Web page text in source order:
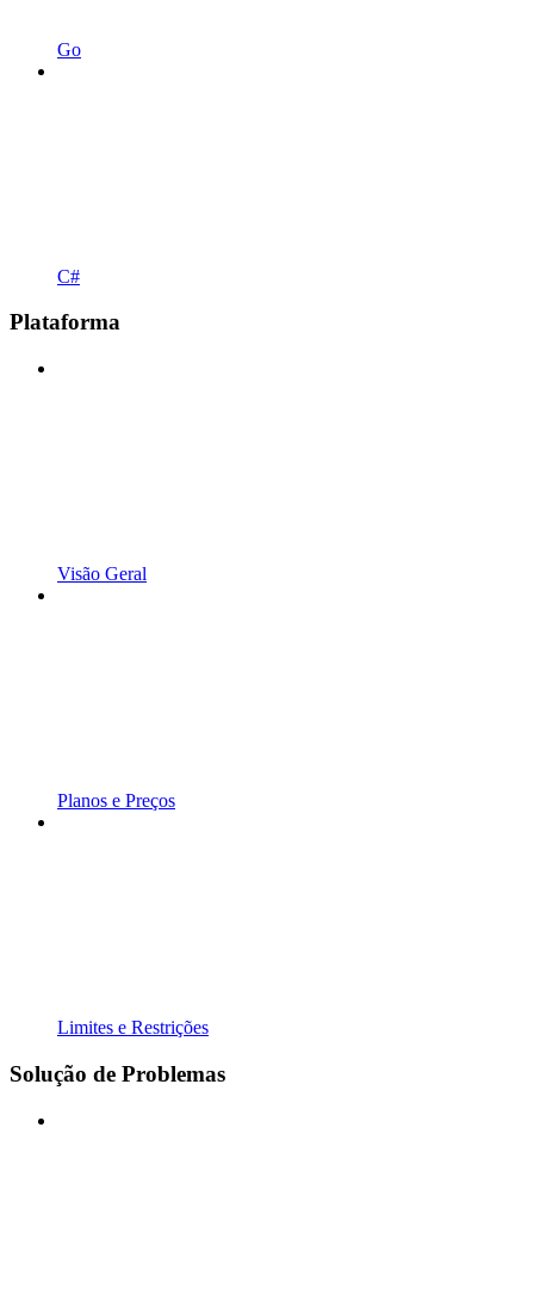
Go
C#
Plataforma
Visão Geral
Planos e Preços
Limites e Restrições
Solução de Problemas